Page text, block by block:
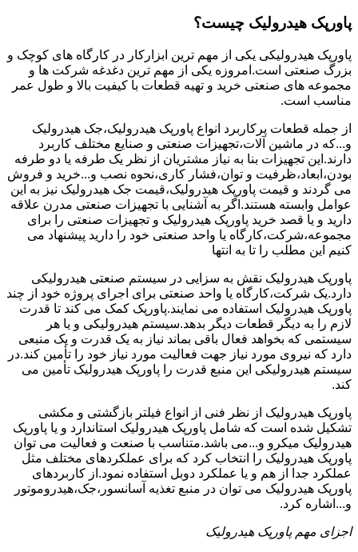
پاورپک هیدرولیک چیست؟
پاورپک هیدرولیکی یکی از مهم ترین ابزارکار در کارگاه های کوچک و
بزرگ صنعتی است.امروزه یکی از مهم ترین دغدغه شرکت ها و
مجموعه های صنعتی خرید و تهیه قطعات با کیفیت بالا و طول عمر
مناسب است.
از جمله قطعات پرکاربرد انواع پاورپک هیدرولیک،جک هیدرولیک
و...که در ماشین آلات،تجهیزات صنعتی و صنایع مختلف کاربرد
دارند.این تجهیزات بنا به نیاز مشتریان از نظر یک طرفه یا دو طرفه
بودن،ابعاد،ظرفیت و توان،فشار کاری،نحوه نصب و...خرید و فروش
می گردند و قیمت پاورپک هیدرولیک،قیمت جک هیدرولیک نیز به این
عوامل وابسته هستند.اگر به آشنایی با تجهیزات صنعتی مدرن علاقه
دارید و یا قصد خرید پاورپک هیدرولیک و تجهیزات صنعتی را برای
مجموعه،شرکت،کارگاه یا واحد صنعتی خود را دارید پیشنهاد می
کنیم این مطلب را تا به انتها
پاورپک هیدرولیک نقش به سزایی در سیستم صنعتی هیدرولیکی
دارد.یک شرکت،کارگاه یا واحد صنعتی برای اجرای پروژه خود از چند
پاورپک هیدرولیک استفاده می نمایند.پاورپک کمک می کند تا قدرت
لازم را به دیگر قطعات دیگر بدهد.سیستم هیدرولیکی و یا هر
سیستمی که بخواهد فعال باقی بماند نیاز به یک قدرت و یک منبعی
دارد که نیروی مورد نیاز جهت فعالیت مورد نیاز خود را تأمین کند.در
سیستم هیدرولیکی این منبع قدرت را پاورپک هیدرولیک تأمین می
کند.
پاورپک هیدرولیک از نظر فنی از انواع فیلتر بازگشتی و مکشی
تشکیل شده است که شامل پاورپک هیدرولیک استاندارد و یا پاورپک
هیدرولیک میکرو و...می باشد.متناسب با صنعت و فعالیت می توان
پاورپک هیدرولیک را انتخاب کرد که برای عملکردهای مختلف مثل
عملکرد جدا از هم و یا عملکرد دوبل استفاده نمود.از کاربردهای
پاورپک هیدرولیک می توان در منبع تغذیه آسانسور،جک،هیدروموتور
و...اشاره کرد.
اجزای مهم پاورپک هیدرولیک